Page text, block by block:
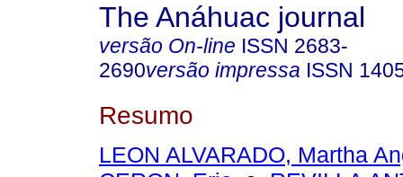
The Anáhuac journal
versão On-line ISSN 2683-
2690versão impressa ISSN
Resumo
LEON ALVARADO, Martha